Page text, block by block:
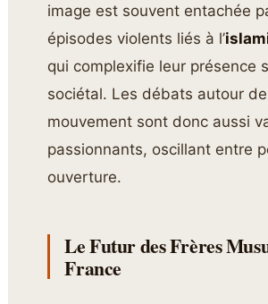
image est souvent entachée
épisodes violents liés à l’
qui complexifie leur présence
sociétal. Les débats autour
mouvement sont donc aussi
passionnants, oscillant entre
ouverture.
Le Futur des Frères
France